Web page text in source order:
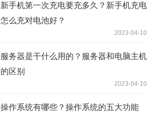
新手机第一次充电要充多久？新手机充电
怎么充对电池好？
2023-04-10
服务器是干什么用的？服务器和电脑主机
的区别
2023-04-10
操作系统有哪些？操作系统的五大功能